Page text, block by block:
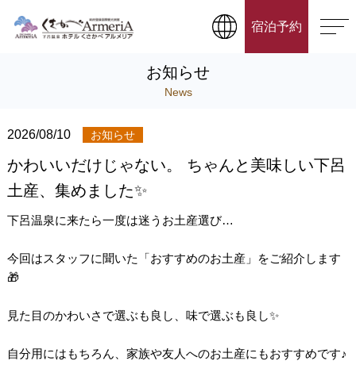
宿泊予約
お知らせ
News
2026/08/10 お知らせ
かわいいだけじゃない。 ちゃんと美味しい下呂
土産、集めました✨
下呂温泉に来たら一度は迷うお土産選び…
今回はスタッフに聞いた「おすすめのお土産」をご紹介します
🎁
見た目のかわいさで選ぶも良し、味で選ぶも良し✨
自分用にはもちろん、家族や友人へのお土産にもおすすめです♪